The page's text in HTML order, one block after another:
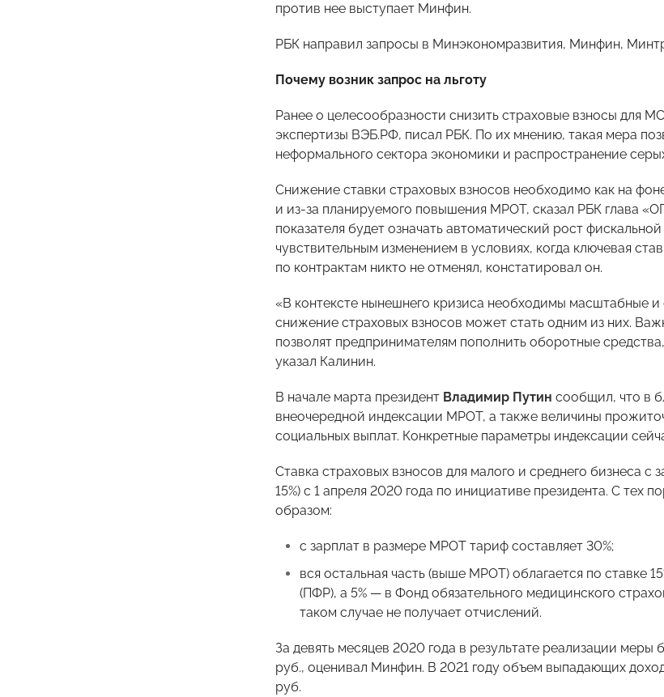
против нее выступает Минфин.
РБК направил запросы в Минэкономразвития, Минфин,
Почему возник запрос на льготу
Ранее о целесообразности снизить страховые взносы для
экспертизы ВЭБ.РФ, писал РБК. По их мнению, такая мера
неформального сектора экономики и распространение
Снижение ставки страховых взносов необходимо как на
и из-за планируемого повышения МРОТ, сказал РБК глава
показателя будет означать автоматический рост
чувствительным изменением в условиях, когда ключевая
по контрактам никто не отменял, констатировал он.
«В контексте нынешнего кризиса необходимы масштабные
снижение страховых взносов может стать одним из них.
позволят предпринимателям пополнить оборотные
указал Калинин.
В начале марта президент Владимир Путин сообщил, что в
внеочередной индексации МРОТ, а также величины
социальных выплат. Конкретные параметры индексации
Ставка страховых взносов для малого и среднего бизнеса
15%) с 1 апреля 2020 года по инициативе президента. С
образом:
с зарплат в размере МРОТ тариф составляет 30%;
вся остальная часть (выше МРОТ) облагается по ставке
(ПФР), а 5% — в Фонд обязательного медицинского
таком случае не получает отчислений.
За девять месяцев 2020 года в результате реализации
руб., оценивал Минфин. В 2021 году объем выпадающих
руб.